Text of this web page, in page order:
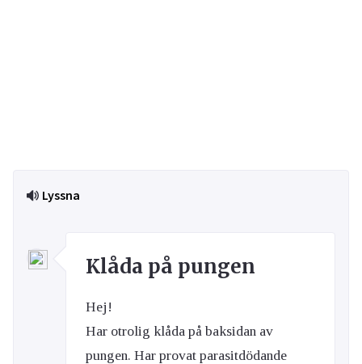
Lyssna
Klåda på pungen
Hej!
Har otrolig klåda på baksidan av
pungen. Har provat parasitdödande